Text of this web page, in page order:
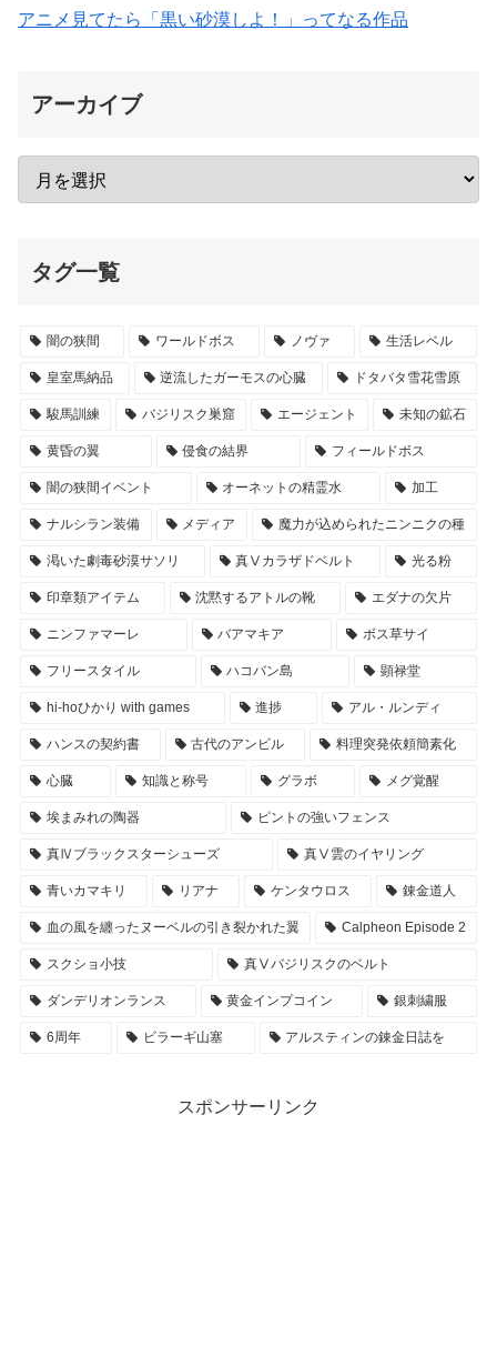
アニメ見てたら「黒い砂漠しよ！」ってなる作品
アーカイブ
タグ一覧
闇の狭間 ワールドボス ノヴァ 生活レベル
皇室馬納品 逆流したガーモスの心臓 ドタバタ雪花雪原
駿馬訓練 バジリスク巣窟 エージェント 未知の鉱石
黄昏の翼 侵食の結界 フィールドボス
闇の狭間イベント オーネットの精霊水 加工
ナルシラン装備 メディア 魔力が込められたニンニクの種
渇いた劇毒砂漠サソリ 真Ⅴカラザドベルト 光る粉
印章類アイテム 沈黙するアトルの靴 エダナの欠片
ニンファマーレ バアマキア ボス草サイ
フリースタイル ハコバン島 顕禄堂
hi-hoひかり with games 進捗 アル・ルンディ
ハンスの契約書 古代のアンビル 料理突発依頼簡素化
心臓 知識と称号 グラボ メグ覚醒
埃まみれの陶器 ピントの強いフェンス
真Ⅳブラックスターシューズ 真Ⅴ雲のイヤリング
青いカマキリ リアナ ケンタウロス 錬金道人
血の風を纏ったヌーベルの引き裂かれた翼 Calpheon Episode 2
スクショ小技 真Ⅴバジリスクのベルト
ダンデリオンランス 黄金インプコイン 銀刺繍服
6周年 ビラーギ山塞 アルスティンの錬金日誌を
スポンサーリンク